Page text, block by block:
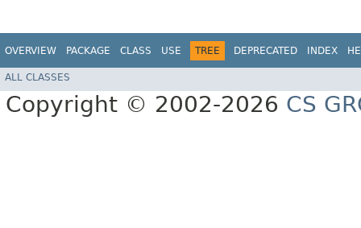
OVERVIEW PACKAGE CLASS USE TREE DEPRECATED INDEX
ALL CLASSES
Copyright © 2002-2026 CS